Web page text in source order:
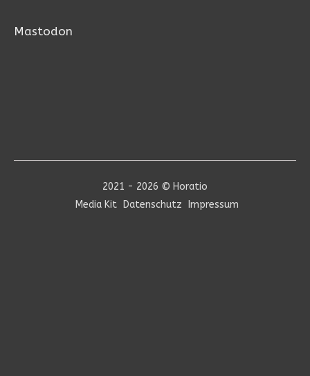
Mastodon
2021 - 2026 © Horatio
Media Kit
Datenschutz Impressum